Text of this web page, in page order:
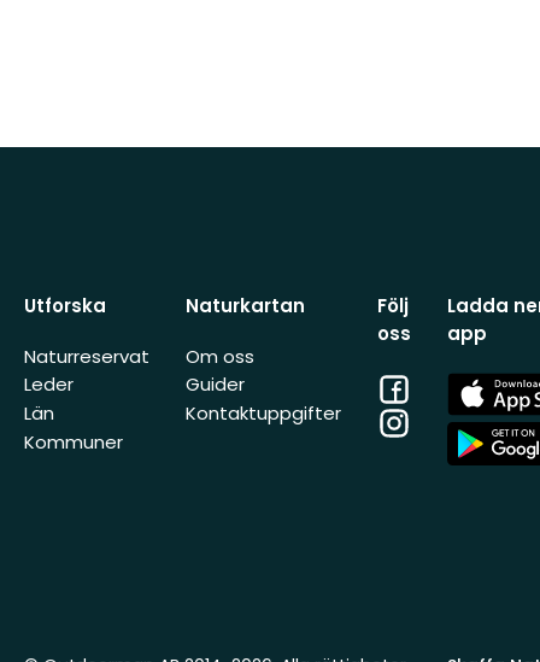
Utforska
Naturreservat
Leder
Län
Kommuner
Naturkartan
Om oss
Guider
Kontaktuppgifter
Följ
oss
Facebook
Instagram
Ladda
app
App
Store
App
Store